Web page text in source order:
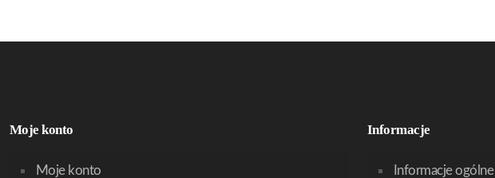
Moje konto
Moje konto
Informacje
Informacje ogólne